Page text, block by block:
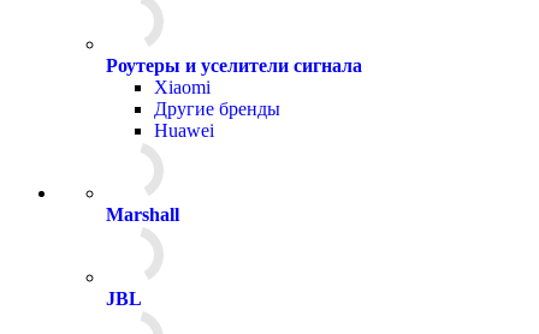
Роутеры и уселители сигнала
Xiaomi
Другие бренды
Huawei
Marshall
JBL